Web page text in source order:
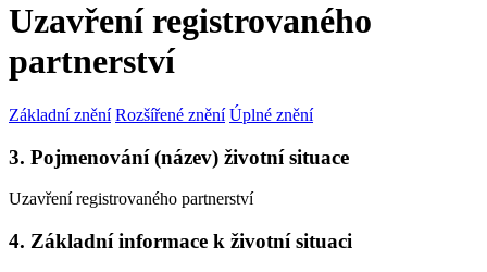
Uzavření registrovaného
partnerství
Základní znění Rozšířené znění Úplné znění
3. Pojmenování (název) životní situace
Uzavření registrovaného partnerství
4. Základní informace k životní situaci